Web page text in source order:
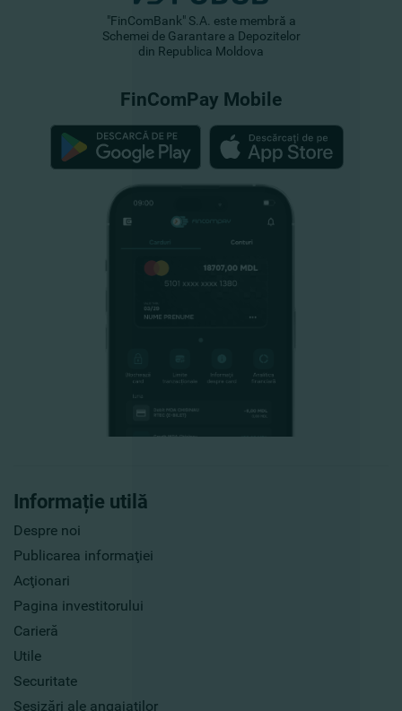
Informație utilă
Despre noi
Publicarea informaţiei
Acţionari
Pagina investitorului
Carieră
Utile
Securitate
Sesizări ale angajaților
"FinComBank" S.A. este membră a
Schemei de Garantare a Depozitelor
din Republica Moldova
FinComPay Mobile